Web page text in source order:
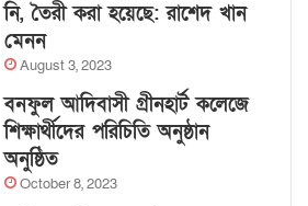
নি, তৈরী করা হয়েছে: রাশেদ খান
মেনন
August 3, 2023
বনফুল আদিবাসী গ্রীনহার্ট কলেজে
শিক্ষার্থীদের পরিচিতি অনুষ্ঠান
অনুষ্ঠিত
October 8, 2023